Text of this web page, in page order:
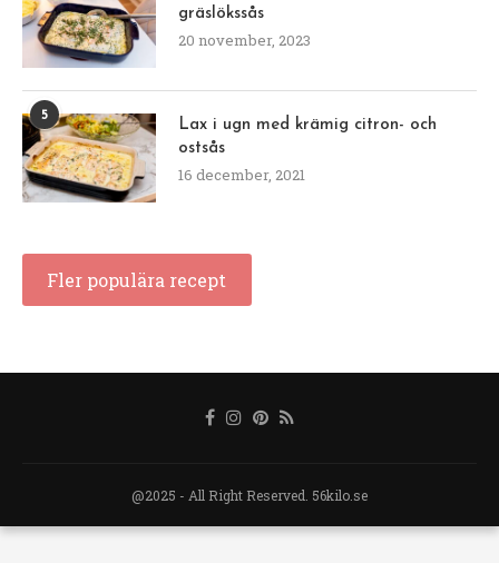
gräslökssås
20 november, 2023
5
Lax i ugn med krämig citron- och
ostsås
16 december, 2021
Fler populära recept
@2025 - All Right Reserved. 56kilo.se